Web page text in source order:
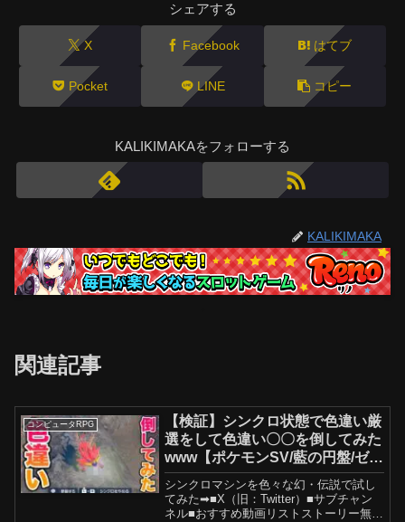
シェアする
X Facebook はてブ
Pocket LINE コピー
KALIKIMAKAをフォローする
KALIKIMAKA
関連記事
コンピュータRPG
【検証】シンクロ状態で色違い厳
選をして色違い〇〇を倒してみた
www【ポケモンSV/藍の円盤/ゼロ
の秘宝】
シンクロマシンを色々な幻・伝説で試し
てみた➡︎■X（旧：Twitter）■サブチャン
ネル■おすすめ動画リストストーリー無双